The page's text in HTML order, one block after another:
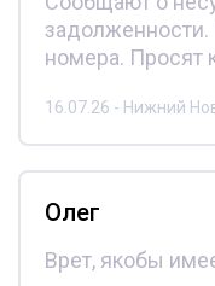
задолженности.
номера. Просят
16.07.26 - Нижний
Олег
Врет, якобы